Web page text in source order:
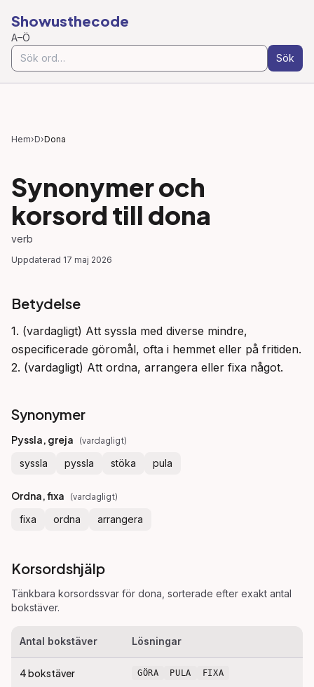
Showusthecode
A–Ö
Sök
Hem›D›Dona
Synonymer och
korsord till dona
verb
Uppdaterad 17 maj 2026
Betydelse
1. (vardagligt) Att syssla med diverse mindre,
ospecificerade göromål, ofta i hemmet eller på fritiden.
2. (vardagligt) Att ordna, arrangera eller fixa något.
Synonymer
Pyssla, greja (vardagligt)
syssla pyssla stöka pula
Ordna, fixa (vardagligt)
fixa ordna arrangera
Korsordshjälp
Tänkbara korsordssvar för dona , sorterade efter exakt antal
bokstäver.
Antal bokstäver Lösningar
4bokstäver GÖRA PULA FIXA